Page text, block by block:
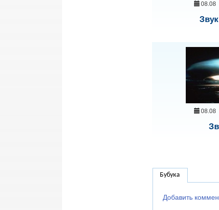
08.08
08.08
Бубука
Добавить